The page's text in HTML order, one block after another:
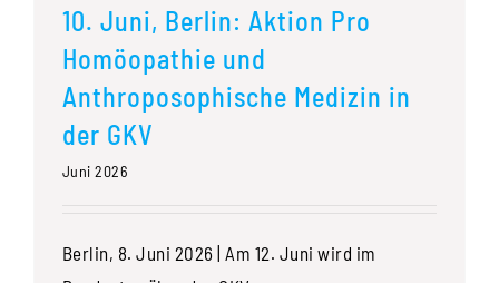
10. Juni, Berlin: Aktion Pro
Homöopathie und
Anthroposophische Medizin in
der GKV
Juni 2026
Berlin, 8. Juni 2026 | Am 12. Juni wird im